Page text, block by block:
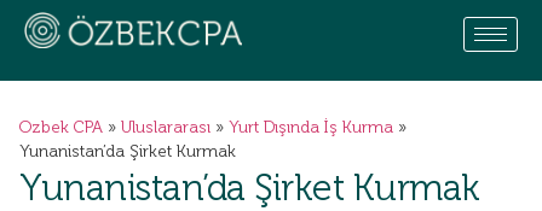
Ozbek CPA » Uluslararası » Yurt Dışında İş Kurma »
Yunanistan’da Şirket Kurmak
Yunanistan’da Şirket Kurmak